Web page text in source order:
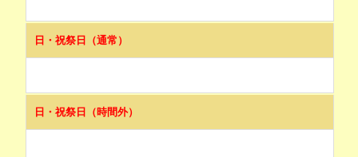
日・祝祭日（通常）
日・祝祭日（時間外）